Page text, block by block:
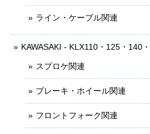
ライン・ケーブル関連
KAWASAKI - KLX110・125・140
スプロケ関連
ブレーキ・ホイール関連
フロントフォーク関連